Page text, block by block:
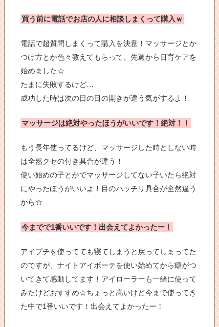
買う前に電話でお店の人に相談しまくって購入ｗ
電話で超質問しまくって購入を決意！マッサージとか
つけ方とか色々教えてもらって、先週から目育ケアを
始めました☆
たまに失敗するけど…
成功した時は次の日の目の開きが違う気がするよ！
マッサージは絶対やったほうがいいです！絶対！！
もう長年使ってるけど、マッサージした時としない時
は全然クセの付き具合が違う！
使い始めの子とかでマッサージしてない子いたら絶対
にやったほうがいいよ！目のパッチリ具合が全然違う
から☆
今までで1番いいです！出会えてよかったー！
アイプチを使ってても寝てしまうと戻ってしまってた
のですが、ナイトアイボーテを使い始めてから癖がつ
いてきて感動してます！アイローラーも一緒に使って
みたけどおすすめ☆ちょっと高いけど今まで使ってき
た中で1番いいです！出会えてよかったー！